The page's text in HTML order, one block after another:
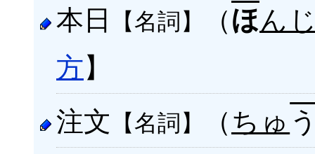
本日
【名詞】 （ほん
方】
注文 【名詞】 （ちゅ